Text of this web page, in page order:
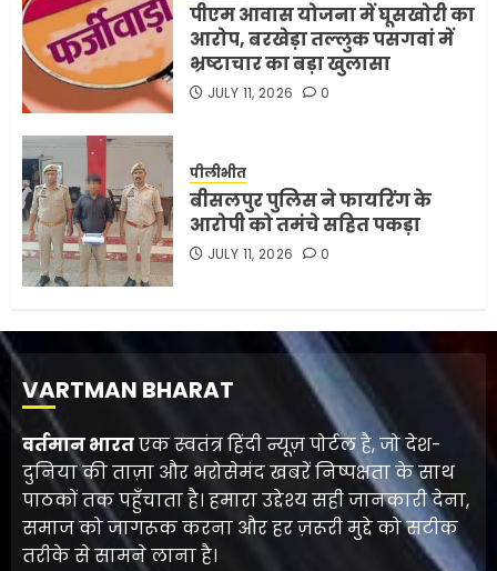
पीएम आवास योजना में घूसखोरी का
आरोप, बरखेड़ा तल्लुक पसगवां में
भ्रष्टाचार का बड़ा खुलासा
JULY 11, 2026 0
पीलीभीत
बीसलपुर पुलिस ने फायरिंग के
आरोपी को तमंचे सहित पकड़ा
JULY 11, 2026 0
VARTMAN BHARAT
वर्तमान भारतएक स्वतंत्र हिंदी न्यूज़ पोर्टल है, जो देश-
दुनिया की ताज़ा और भरोसेमंद खबरें निष्पक्षता के साथ
पाठकों तक पहुँचाता है। हमारा उद्देश्य सही जानकारी देना,
समाज को जागरूक करना और हर ज़रूरी मुद्दे को सटीक
तरीके से सामने लाना है।